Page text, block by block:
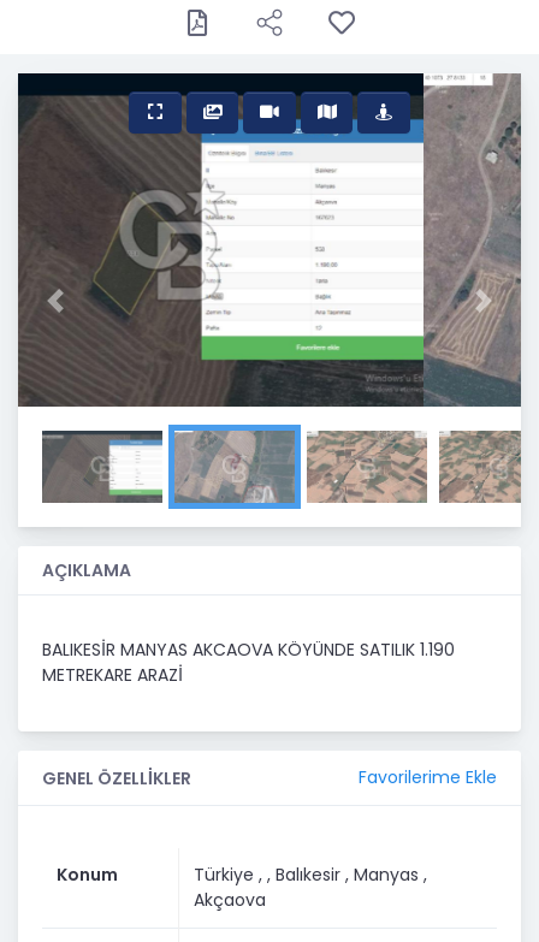
Previous Next
AÇIKLAMA
BALIKESİR MANYAS AKCAOVA KÖYÜNDE SATILIK 1.190
METREKARE ARAZİ
GENEL ÖZELLİKLER Favorilerime Ekle
Konum Türkiye , , Balıkesir , Manyas ,
Akçaova